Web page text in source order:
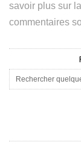
savoir plus sur
commentaires